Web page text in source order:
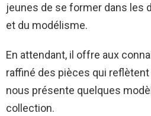
jeunes de se former dans les
et du modélisme.
En attendant, il offre aux
raffiné des pièces qui
nous présente quelques
collection.